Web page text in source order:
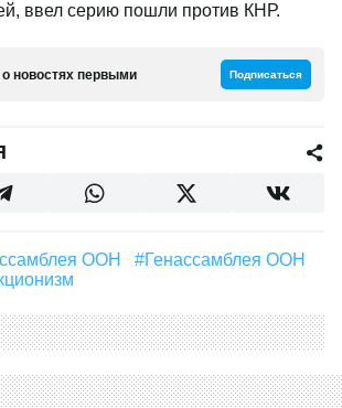
ввел серию пошли против КНР.
о новостях первыми Подписаться
ООН
#Генассамблея ООН